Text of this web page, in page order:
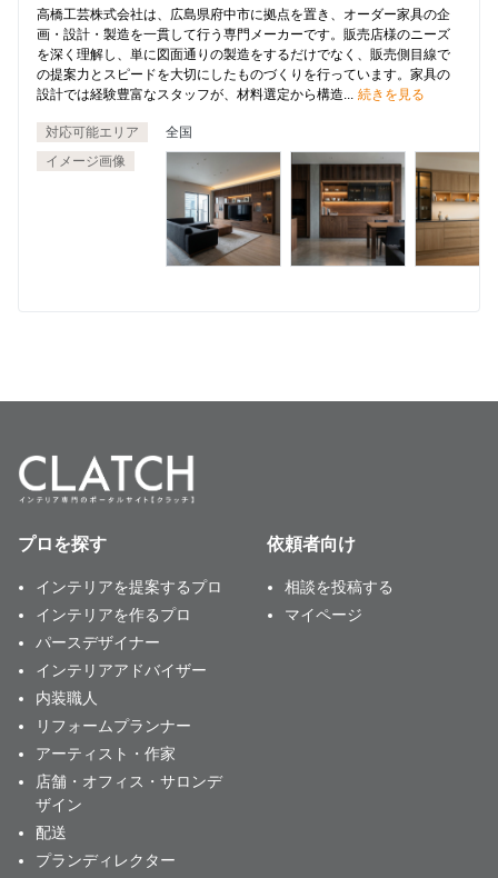
高橋工芸株式会社は、広島県府中市に拠点を置き、オーダー家具の企
画・設計・製造を一貫して行う専門メーカーです。販売店様のニーズ
を深く理解し、単に図面通りの製造をするだけでなく、販売側目線で
の提案力とスピードを大切にしたものづくりを行っています。家具の
設計では経験豊富なスタッフが、材料選定から構造... 続きを見る
対応可能エリア
全国
イメージ画像
プロを探す
インテリアを提案するプロ
インテリアを作るプロ
パースデザイナー
インテリアアドバイザー
内装職人
リフォームプランナー
アーティスト・作家
店舗・オフィス・サロンデ
ザイン
配送
プランディレクター
依頼者向け
相談を投稿する
マイページ